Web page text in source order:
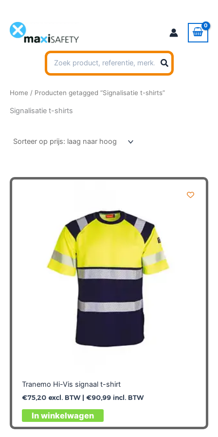
inhoud
Zoeken
naar:
Home / Producten getagged “Signalisatie t-shirts”
Signalisatie t-shirts
Tranemo Hi-Vis signaal t-shirt
€75,20excl. BTW | €90,99incl. BTW
In winkelwagen
Dit
product